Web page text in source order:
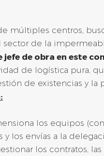
múltiples centros,
de la
jefe de obra en este
de logística pura,
de existencias y la
los equipos
y los envías a la
los contratos,